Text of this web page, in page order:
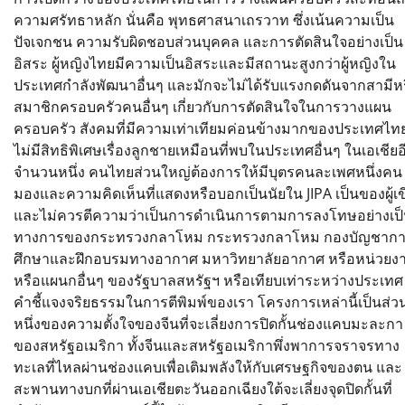
ความศรัทธาหลัก นั่นคือ พุทธศาสนาเถรวาท ซึ่งเน้นความเป็น
ปัจเจกชน ความรับผิดชอบส่วนบุคคล และการตัดสินใจอย่างเป็น
อิสระ ผู้หญิงไทยมีความเป็นอิสระและมีสถานะสูงกว่าผู้หญิงใน
ประเทศกำลังพัฒนาอื่นๆ และมักจะไม่ได้รับแรงกดดันจากสามี
สมาชิกครอบครัวคนอื่นๆ เกี่ยวกับการตัดสินใจในการวางแผน
ครอบครัว สังคมที่มีความเท่าเทียมค่อนข้างมากของประเทศไท
ไม่มีสิทธิพิเศษเรื่องลูกชายเหมือนที่พบในประเทศอื่นๆ ในเอเชีย
จำนวนหนึ่ง คนไทยส่วนใหญ่ต้องการให้มีบุตรคนละเพศหนึ่งค
มองและความคิดเห็นที่แสดงหรือบอกเป็นนัยใน JIPA เป็นของผู้เ
และไม่ควรตีความว่าเป็นการดำเนินการตามการลงโทษอย่างเ
ทางการของกระทรวงกลาโหม กระทรวงกลาโหม กองบัญชาก
ศึกษาและฝึกอบรมทางอากาศ มหาวิทยาลัยอากาศ หรือหน่วยง
หรือแผนกอื่นๆ ของรัฐบาลสหรัฐฯ หรือเทียบเท่าระหว่างประเท
คำชี้แจงจริยธรรมในการตีพิมพ์ของเรา โครงการเหล่านี้เป็นส่ว
หนึ่งของความตั้งใจของจีนที่จะเลี่ยงการปิดกั้นช่องแคบมะละกา
ของสหรัฐอเมริกา ทั้งจีนและสหรัฐอเมริกาพึ่งพาการจราจรทาง
ทะเลที่ไหลผ่านช่องแคบเพื่อเติมพลังให้กับเศรษฐกิจของตน และ
สะพานทางบกที่ผ่านเอเชียตะวันออกเฉียงใต้จะเลี่ยงจุดปิดกั้นที่